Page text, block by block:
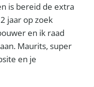
is bereid de extra
jaar op zoek
en ik raad
Maurits, super
en je